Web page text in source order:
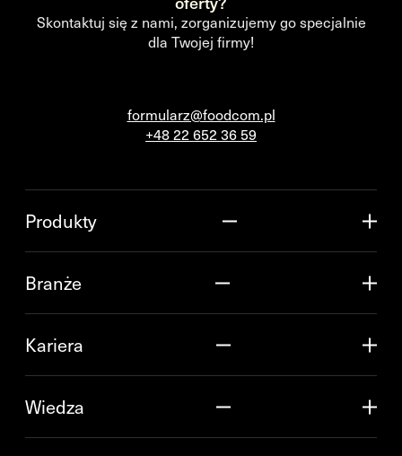
Skontaktuj się z nami, zorganizujemy go specjalnie
dla Twojej firmy!
formularz@foodcom.pl
+48 22 652 36 59
Produkty
Branże
Kariera
Wiedza